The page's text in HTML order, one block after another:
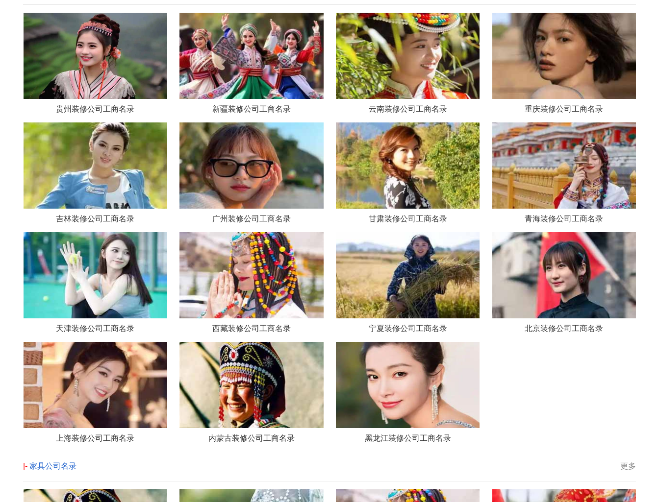
贵州装修公司工商名录 新疆装修公司工商名录 云南装修公司工商名录 重庆装修公司工商名录
吉林装修公司工商名录 广州装修公司工商名录 甘肃装修公司工商名录 青海装修公司工商名录
天津装修公司工商名录 西藏装修公司工商名录 宁夏装修公司工商名录 北京装修公司工商名录
上海装修公司工商名录 内蒙古装修公司工商名录 黑龙江装修公司工商名录
更多
|- 家具公司名录